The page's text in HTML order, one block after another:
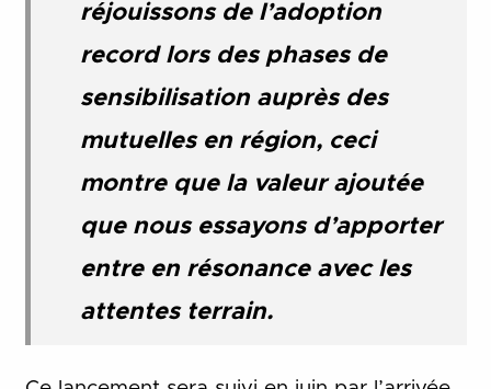
réjouissons de l’adoption
record lors des phases de
sensibilisation auprès des
mutuelles en région, ceci
montre que la valeur ajoutée
que nous essayons d’apporter
entre en résonance avec les
attentes terrain.